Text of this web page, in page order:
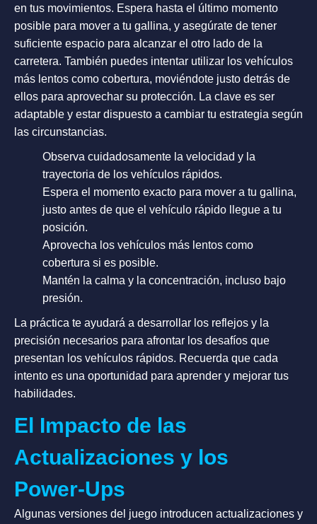
en tus movimientos. Espera hasta el último momento
posible para mover a tu gallina, y asegúrate de tener
suficiente espacio para alcanzar el otro lado de la
carretera. También puedes intentar utilizar los vehículos
más lentos como cobertura, moviéndote justo detrás de
ellos para aprovechar su protección. La clave es ser
adaptable y estar dispuesto a cambiar tu estrategia según
las circunstancias.
Observa cuidadosamente la velocidad y la
trayectoria de los vehículos rápidos.
Espera el momento exacto para mover a tu gallina,
justo antes de que el vehículo rápido llegue a tu
posición.
Aprovecha los vehículos más lentos como
cobertura si es posible.
Mantén la calma y la concentración, incluso bajo
presión.
La práctica te ayudará a desarrollar los reflejos y la
precisión necesarios para afrontar los desafíos que
presentan los vehículos rápidos. Recuerda que cada
intento es una oportunidad para aprender y mejorar tus
habilidades.
El Impacto de las
Actualizaciones y los
Power-Ups
Algunas versiones del juego introducen actualizaciones y